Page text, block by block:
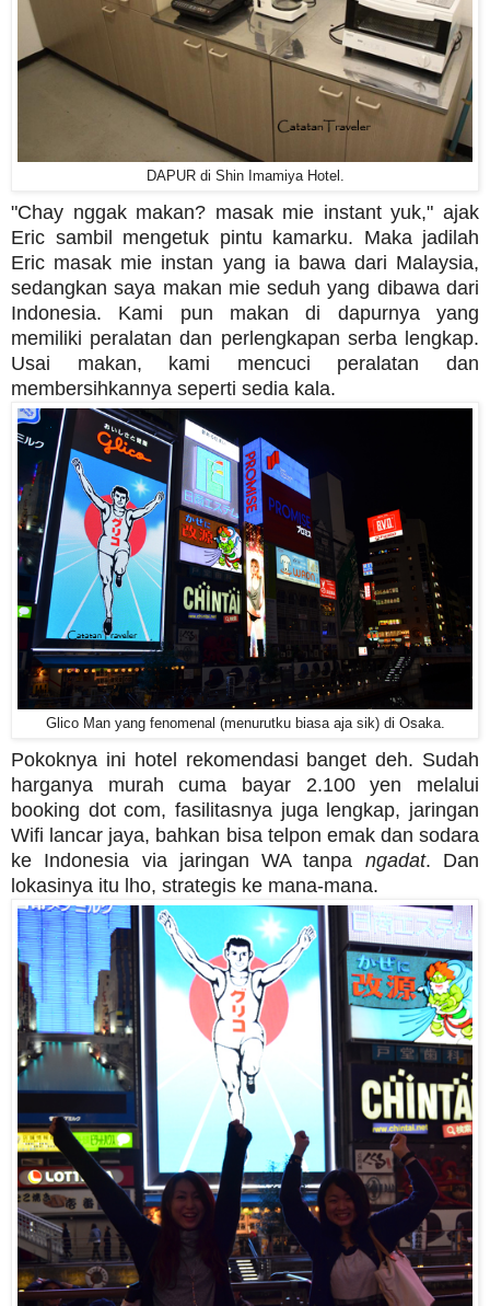
DAPUR di Shin Imamiya Hotel.
"Chay nggak makan? masak mie instant yuk," ajak
Eric sambil mengetuk pintu kamarku. Maka jadilah
Eric masak mie instan yang ia bawa dari Malaysia,
sedangkan saya makan mie seduh yang dibawa dari
Indonesia. Kami pun makan di dapurnya yang
memiliki peralatan dan perlengkapan serba lengkap.
Usai makan, kami mencuci peralatan dan
membersihkannya seperti sedia kala.
Glico Man yang fenomenal (menurutku biasa aja sik) di Osaka.
Pokoknya ini hotel rekomendasi banget deh. Sudah
harganya murah cuma bayar 2.100 yen melalui
booking dot com, fasilitasnya juga lengkap, jaringan
Wifi lancar jaya, bahkan bisa telpon emak dan sodara
ke Indonesia via jaringan WA tanpa ngadat. Dan
lokasinya itu lho, strategis ke mana-mana.